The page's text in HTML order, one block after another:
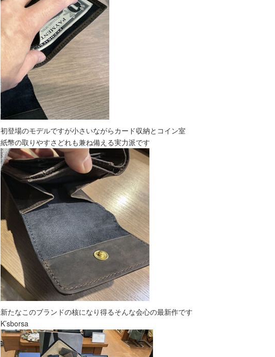
初登場のモデルですが小さいながらカード収納とコイン室
紙幣の取りやすさどれも兼ね備える実力派です
新たなこのブランドの核になり得るそんな会心の最新作です
K’sborsa